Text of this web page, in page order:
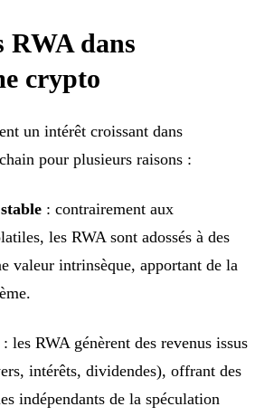
RWA dans
crypto
un intérêt croissant dans
pour plusieurs raisons :
: contrairement aux
les RWA sont adossés à des
valeur intrinsèque, apportant de la
: les RWA génèrent des revenus issus
intérêts, dividendes), offrant des
indépendants de la spéculation